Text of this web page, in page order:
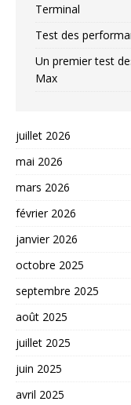
Terminal
Test des
Un premier test
Max
juillet 2026
mai 2026
mars 2026
février 2026
janvier 2026
octobre 2025
septembre 2025
août 2025
juillet 2025
juin 2025
avril 2025